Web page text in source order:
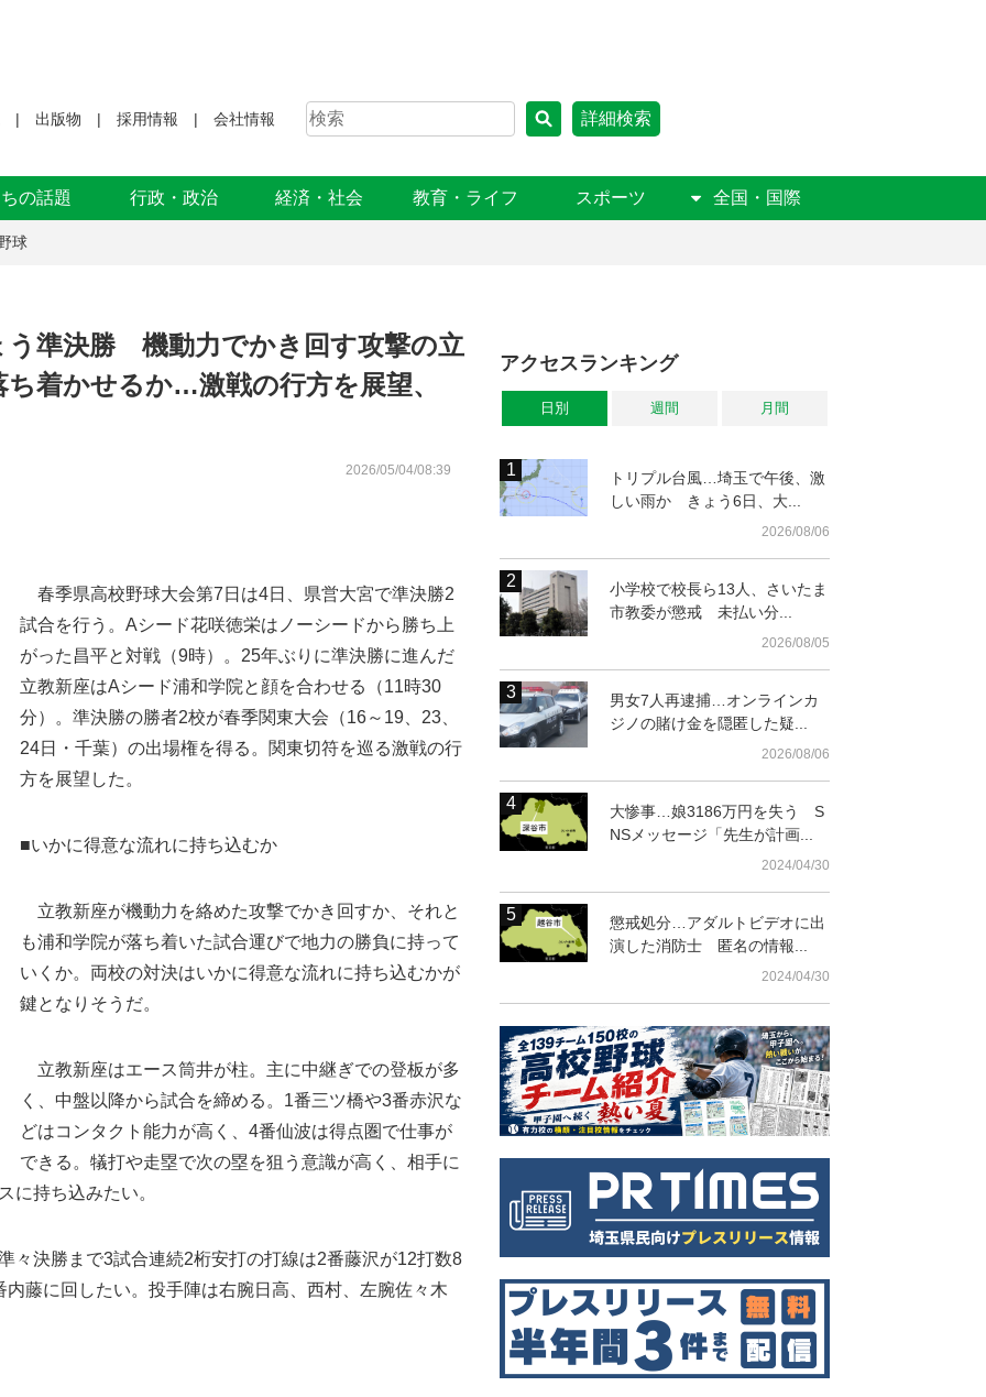
出版物 採用情報 会社情報 詳細検索
ちの話題 行政・政治 経済・社会 教育・ライフ スポーツ 全国・国際
球
う準決勝 機動力でかき回す攻撃の立
着かせるか…激戦の行方を展望、
2026/05/04/08:39
準々決勝以降の組み合わせ
得点圏での打撃に強い立教新座の4番仙波
春季県高校野球大会第7日は4日、県営大宮で準決勝2
試合を行う。Aシード花咲徳栄はノーシードから勝ち上
がった昌平と対戦（9時）。25年ぶりに準決勝に進んだ
立教新座はAシード浦和学院と顔を合わせる（11時30
分）。準決勝の勝者2校が春季関東大会（16～19、23、
24日・千葉）の出場権を得る。関東切符を巡る激戦の行
方を展望した。
■いかに得意な流れに持ち込むか
立教新座が機動力を絡めた攻撃でかき回すか、それと
も浦和学院が落ち着いた試合運びで地力の勝負に持って
いくか。両校の対決はいかに得意な流れに持ち込むかが
鍵となりそうだ。
立教新座はエース筒井が柱。主に中継ぎでの登板が多
く、中盤以降から試合を締める。1番三ツ橋や3番赤沢な
どはコンタクト能力が高く、4番仙波は得点圏で仕事が
できる。犠打や走塁で次の塁を狙う意識が高く、相手に
に持ち込みたい。
決勝まで3試合連続2桁安打の打線は2番藤沢が12打数8
藤に回したい。投手陣は右腕日高、西村、左腕佐々木
アクセスランキング
日別 週間 月間
トリプル台風…埼玉で午後、激
しい雨か きょう6日、大...
2026/08/06
小学校で校長ら13人、さいたま
市教委が懲戒 未払い分...
2026/08/05
男女7人再逮捕…オンラインカ
ジノの賭け金を隠匿した疑...
2026/08/06
大惨事…娘3186万円を失う S
NSメッセージ「先生が計画...
2024/04/30
懲戒処分…アダルトビデオに出
演した消防士 匿名の情報...
2024/04/30